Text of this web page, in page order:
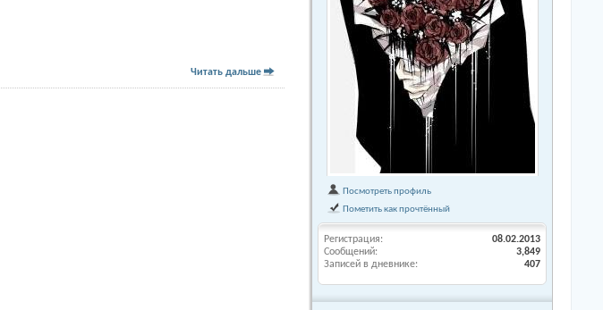
Читать дальше
Посмотреть профиль
Пометить как прочтённый
Регистрация
08.02.2013
Сообщений
3,849
Записей в дневнике
407